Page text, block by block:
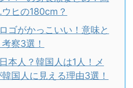
ヒの180cm？
ゴがかっこいい！意味と
察3選！
本人？韓国人は1人！メ
国人に見える理由3選！